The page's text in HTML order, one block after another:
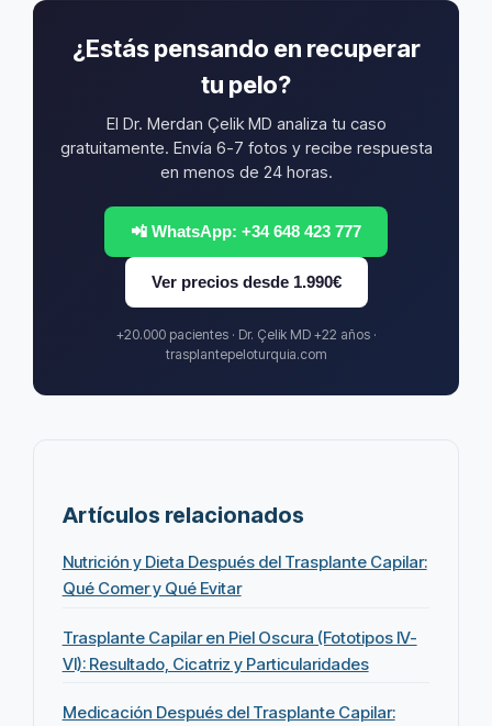
¿Estás pensando en recuperar
tu pelo?
El Dr. Merdan Çelik MD analiza tu caso
gratuitamente. Envía 6-7 fotos y recibe respuesta
en menos de 24 horas.
📲 WhatsApp: +34 648 423 777
Ver precios desde 1.990€
+20.000 pacientes · Dr. Çelik MD +22 años ·
trasplantepeloturquia.com
Artículos relacionados
Nutrición y Dieta Después del Trasplante Capilar:
Qué Comer y Qué Evitar
Trasplante Capilar en Piel Oscura (Fototipos IV-
VI): Resultado, Cicatriz y Particularidades
Medicación Después del Trasplante Capilar: